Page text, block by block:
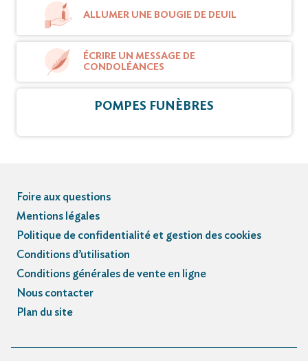
ALLUMER UNE BOUGIE DE DEUIL
ÉCRIRE UN MESSAGE DE
CONDOLÉANCES
POMPES FUNÈBRES
Foire aux questions
Mentions légales
Politique de confidentialité et gestion des cookies
Conditions d’utilisation
Conditions générales de vente en ligne
Nous contacter
Plan du site